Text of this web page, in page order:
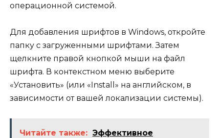
операционной системой.
Для добавления шрифтов в Windows, откройте
папку с загруженными шрифтами. Затем
щелкните правой кнопкой мыши на файл
шрифта. В контекстном меню выберите
«Установить» (или «Install» на английском, в
зависимости от вашей локализации системы).
Читайте также: Эффективное